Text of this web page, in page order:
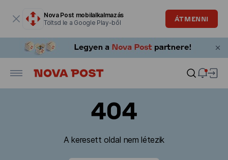
Nova Post mobilalkalmazás
Töltsd le a Google Play-ből
ÁTMENNI
404
A keresett oldal nem létezik